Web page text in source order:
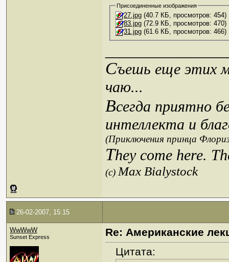
Присоединенные изображения
27.jpg (40.7 КБ, просмотров: 454)
83.jpg (72.9 КБ, просмотров: 470)
31.jpg (61.6 КБ, просмотров: 466)
Съешь еще этих
чаю...
Всегда приятно
интеллекта и
(Приключения принца
They come here.
(c)Max Bialystock
26-02-2007, 15:15
WwWwW
Sunset Express
Re: Американские
Цитата: